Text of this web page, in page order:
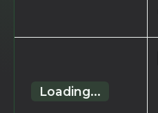
Loading...